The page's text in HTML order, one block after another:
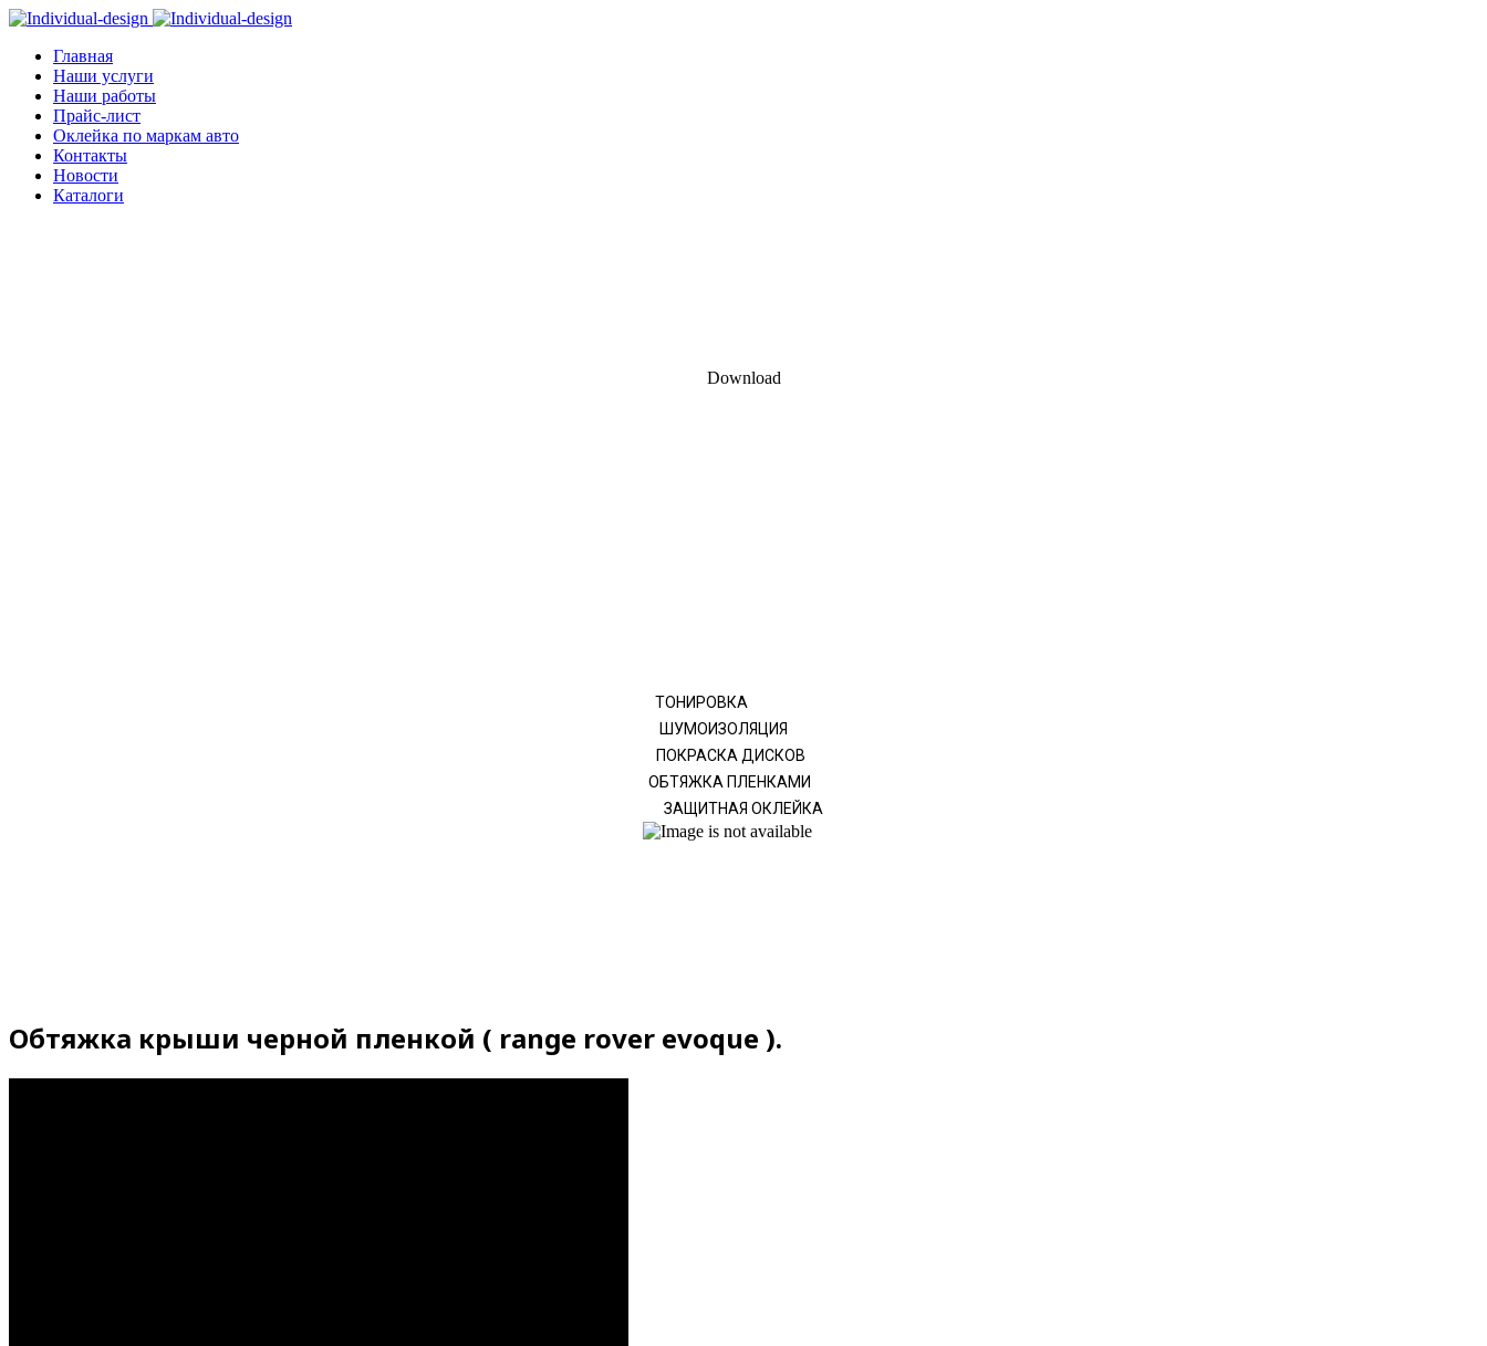
Главная
Наши услуги
Наши работы
Прайс-лист
Оклейка по маркам авто
Контакты
Новости
Каталоги
Download
ТОНИРОВКА
ШУМОИЗОЛЯЦИЯ
ПОКРАСКА ДИСКОВ
ОБТЯЖКА ПЛЕНКАМИ
ЗАЩИТНАЯ ОКЛЕЙКА
Обтяжка крыши черной пленкой ( range rover evoque ).